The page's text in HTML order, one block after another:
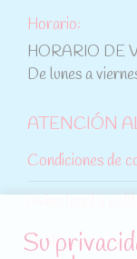
Horario:
HORARIO DE
De lunes a
ATENCIÓN
Condiciones de
Política de
Su